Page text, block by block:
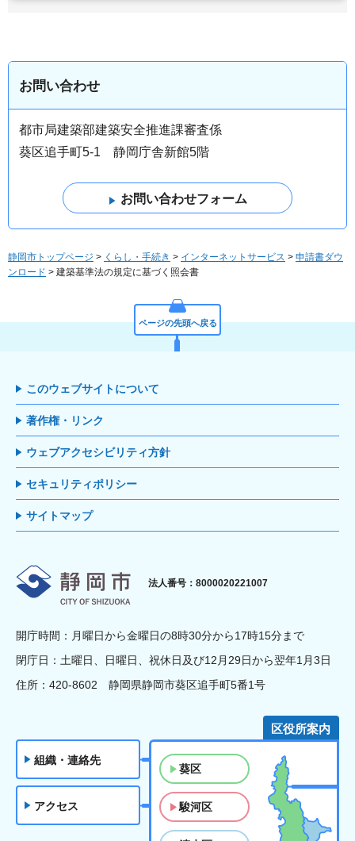
お問い合わせ
都市局建築部建築安全推進課審査係
葵区追手町5-1 静岡庁舎新館5階
静岡市トップページ > くらし・手続き > インターネットサービス > 申請書ダウ
ンロード > 建築基準法の規定に基づく照会書
ページの先頭へ戻る
このウェブサイトについて
著作権・リンク
ウェブアクセシビリティ方針
セキュリティポリシー
サイトマップ
静岡市
法人番号：8000020221007
開庁時間：月曜日から金曜日の8時30分から17時15分まで
閉庁日：土曜日、日曜日、祝休日及び12月29日から翌年1月3日
住所：420-8602 静岡県静岡市葵区追手町5番1号
組織・連絡先
アクセス
区役所案内
葵区
駿河区